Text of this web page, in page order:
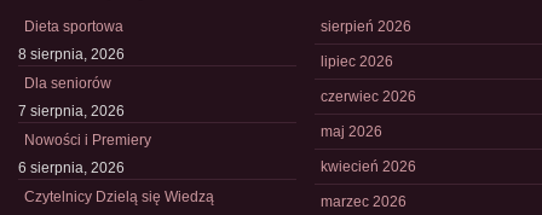
Dieta sportowa
8 sierpnia, 2026
Dla seniorów
7 sierpnia, 2026
Nowości i Premiery
6 sierpnia, 2026
Czytelnicy Dzielą się Wiedzą
sierpień 2026
lipiec 2026
czerwiec 2026
maj 2026
kwiecień 2026
marzec 2026